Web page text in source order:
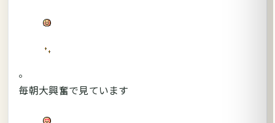
。
毎朝大興奮で見ています